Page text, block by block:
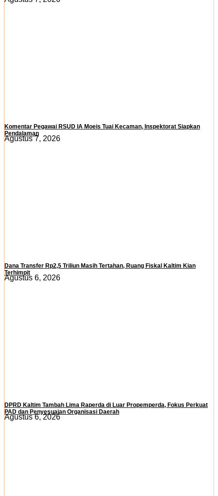
Komentar Pegawai RSUD IA Moeis Tuai Kecaman, Inspektorat Siapkan
Pendalaman
Agustus 7, 2026
Dana Transfer Rp2,5 Triliun Masih Tertahan, Ruang Fiskal Kaltim Kian
Terhimpit
Agustus 6, 2026
DPRD Kaltim Tambah Lima Raperda di Luar Propemperda, Fokus Perkuat
PAD dan Penyesuaian Organisasi Daerah
Agustus 6, 2026